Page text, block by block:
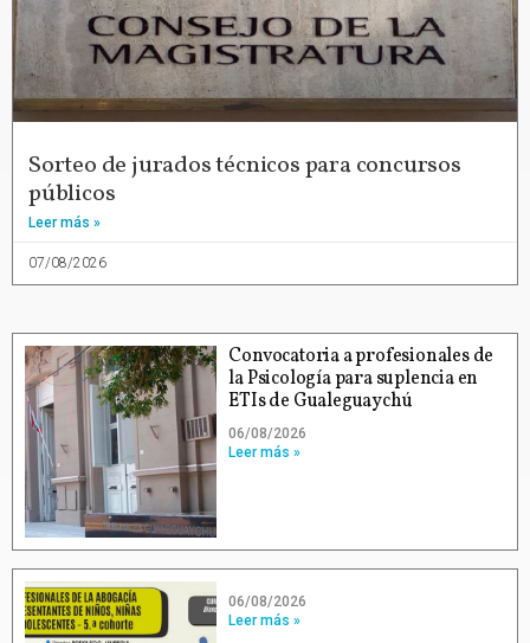
Sorteo de jurados técnicos para concursos
públicos
Leer más »
07/08/2026
Convocatoria a profesionales de
la Psicología para suplencia en
ETIs de Gualeguaychú
06/08/2026
Leer más »
06/08/2026
Leer más »